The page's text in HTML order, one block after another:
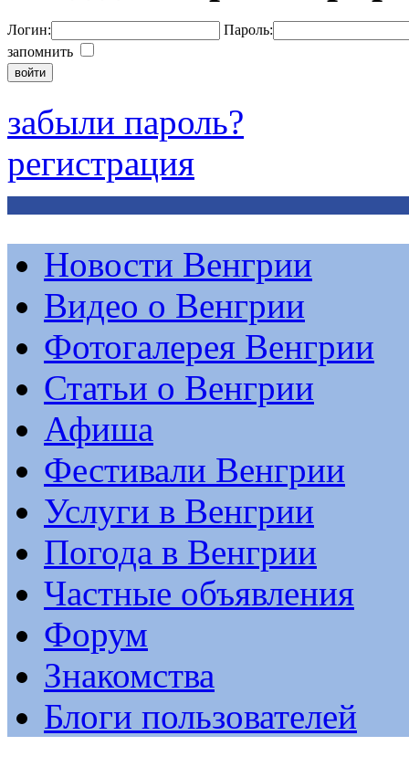
Логин:
Пароль:
запомнить
забыли пароль?
регистрация
Новости Венгрии
Видео о Венгрии
Фотогалерея Венгрии
Статьи о Венгрии
Афиша
Фестивали Венгрии
Услуги в Венгрии
Погода в Венгрии
Частные объявления
Форум
Знакомства
Блоги пользователей